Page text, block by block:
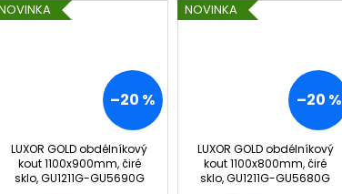
–20 %
LUXOR GOLD obdélníkový
kout 1100x900mm, čiré
sklo, GU1211G-GU5690G
NOVINKA
–20 %
LUXOR GOLD obdélníkový
kout 1100x800mm, čiré
sklo, GU1211G-GU5680G